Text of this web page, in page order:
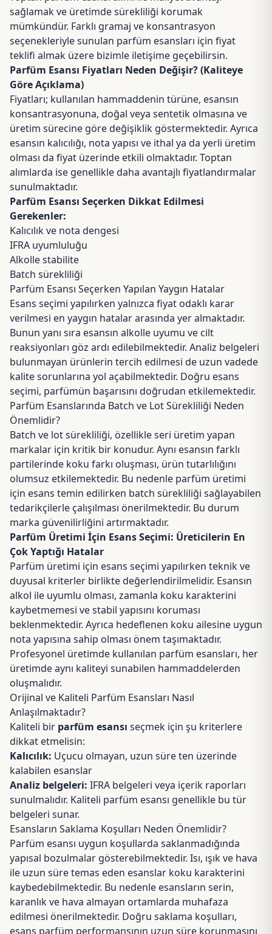
sağlamak ve üretimde sürekliliği korumak
mümkündür. Farklı gramaj ve konsantrasyon
seçenekleriyle sunulan parfüm esansları için fiyat
teklifi almak üzere bizimle iletişime geçebilirsin.
Parfüm Esansı Fiyatları Neden Değişir? (Kaliteye
Göre Açıklama)
Fiyatları; kullanılan hammaddenin türüne, esansın
konsantrasyonuna, doğal veya sentetik olmasına ve
üretim sürecine göre değişiklik göstermektedir. Ayrıca
esansın kalıcılığı, nota yapısı ve ithal ya da yerli üretim
olması da fiyat üzerinde etkili olmaktadır. Toptan
alımlarda ise genellikle daha avantajlı fiyatlandırmalar
sunulmaktadır.
Parfüm Esansı Seçerken Dikkat Edilmesi
Gerekenler:
Kalıcılık ve nota dengesi
IFRA uyumluluğu
Alkolle stabilite
Batch sürekliliği
Parfüm Esansı Seçerken Yapılan Yaygın Hatalar
Esans seçimi yapılırken yalnızca fiyat odaklı karar
verilmesi en yaygın hatalar arasında yer almaktadır.
Bunun yanı sıra esansın alkolle uyumu ve cilt
reaksiyonları göz ardı edilebilmektedir. Analiz belgeleri
bulunmayan ürünlerin tercih edilmesi de uzun vadede
kalite sorunlarına yol açabilmektedir. Doğru esans
seçimi, parfümün başarısını doğrudan etkilemektedir.
Parfüm Esanslarında Batch ve Lot Sürekliliği Neden
Önemlidir?
Batch ve lot sürekliliği, özellikle seri üretim yapan
markalar için kritik bir konudur. Aynı esansın farklı
partilerinde koku farkı oluşması, ürün tutarlılığını
olumsuz etkilemektedir. Bu nedenle parfüm üretimi
için esans temin edilirken batch sürekliliği sağlayabilen
tedarikçilerle çalışılması önerilmektedir. Bu durum
marka güvenilirliğini artırmaktadır.
Parfüm Üretimi İçin Esans Seçimi: Üreticilerin En
Çok Yaptığı Hatalar
Parfüm üretimi için esans seçimi yapılırken teknik ve
duyusal kriterler birlikte değerlendirilmelidir. Esansın
alkol ile uyumlu olması, zamanla koku karakterini
kaybetmemesi ve stabil yapısını koruması
beklenmektedir. Ayrıca hedeflenen koku ailesine uygun
nota yapısına sahip olması önem taşımaktadır.
Profesyonel üretimde kullanılan parfüm esansları, her
üretimde aynı kaliteyi sunabilen hammaddelerden
oluşmalıdır.
Orijinal ve Kaliteli Parfüm Esansları Nasıl
Anlaşılmaktadır?
Kaliteli bir parfüm esansı seçmek için şu kriterlere
dikkat etmelisin:
Kalıcılık: Uçucu olmayan, uzun süre ten üzerinde
kalabilen esanslar
Analiz belgeleri: IFRA belgeleri veya içerik raporları
sunulmalıdır. Kaliteli parfüm esansı genellikle bu tür
belgeleri sunar.
Esansların Saklama Koşulları Neden Önemlidir?
Parfüm esansı uygun koşullarda saklanmadığında
yapısal bozulmalar gösterebilmektedir. Isı, ışık ve hava
ile uzun süre temas eden esanslar koku karakterini
kaybedebilmektedir. Bu nedenle esansların serin,
karanlık ve hava almayan ortamlarda muhafaza
edilmesi önerilmektedir. Doğru saklama koşulları,
esans parfüm performansının uzun süre korunmasını